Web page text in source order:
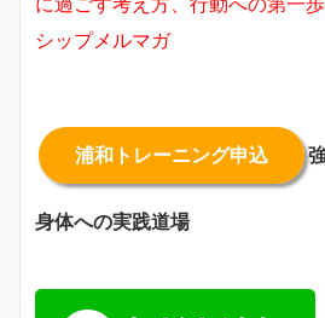
に過ごす考え方、行動への第一
シップメルマガ
浦和トレーニング申込
身体への実践道場